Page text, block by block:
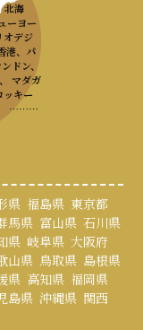
北海
ーヨー
オデジ
港、パ
ドン、
マダガ
ッキー
、 ………
県 福島県 東京都
馬県 富山県 石川県
県 岐阜県 大阪府
山県 鳥取県 島根県
県 高知県 福岡県
島県 沖縄県 関西